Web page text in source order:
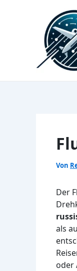
Von
Der
als
oder